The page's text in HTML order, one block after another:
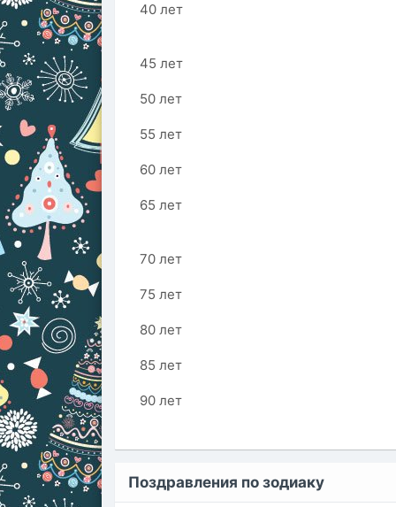
40 лет
45 лет
50 лет
55 лет
60 лет
65 лет
70 лет
75 лет
80 лет
85 лет
90 лет
Поздравления по зодиаку